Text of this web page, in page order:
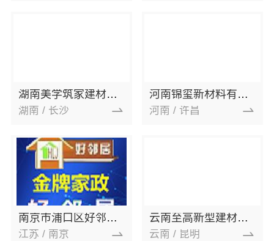
湖南美学筑家建材有限公司
湖南 / 长沙
河南锦玺新材料有限责任公司
河南 / 许昌
南京市浦口区好邻居家政服务中心
江苏 / 南京
云南至高新型建材有限公司
云南 / 昆明